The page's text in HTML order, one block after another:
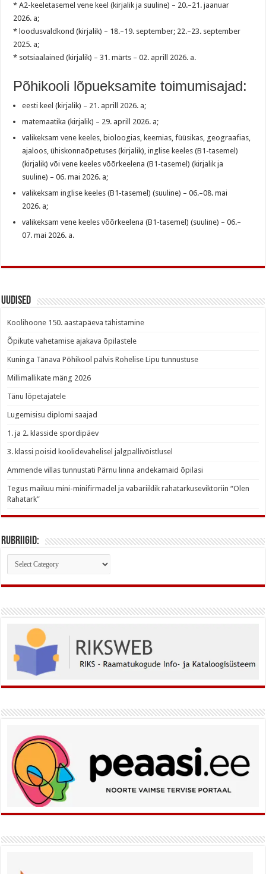
* A2-keeletasemel vene keel (kirjalik ja suuline) – 20.–21. jaanuar
2026. a;
* loodusvaldkond (kirjalik) – 18.–19. september; 22.–23. september
2025. a;
* sotsiaalained (kirjalik) – 31. märts – 02. aprill 2026. a.
Põhikooli lõpueksamite toimumisajad:
eesti keel (kirjalik) – 21. aprill 2026. a;
matemaatika (kirjalik) – 29. aprill 2026. a;
valikeksam vene keeles, bioloogias, keemias, füüsikas, geograafias,
ajaloos, ühiskonnaõpetuses (kirjalik), inglise keeles (B1-tasemel)
(kirjalik) või vene keeles võõrkeelena (B1-tasemel) (kirjalik ja
suuline) – 06. mai 2026. a;
valikeksam inglise keeles (B1-tasemel) (suuline) – 06.–08. mai
2026. a;
valikeksam vene keeles võõrkeelena (B1-tasemel) (suuline) – 06.–
07. mai 2026. a.
Uudised
Koolihoone 150. aastapäeva tähistamine
Õpikute vahetamise ajakava õpilastele
Kuninga Tänava Põhikool pälvis Rohelise Lipu tunnustuse
Millimallikate mäng 2026
Tänu lõpetajatele
Lugemisisu diplomi saajad
1. ja 2. klasside spordipäev
3. klassi poisid koolidevahelisel jalgpallivõistlusel
Ammende villas tunnustati Pärnu linna andekamaid õpilasi
Tegus maikuu mini-minifirmadel ja vabariiklik rahatarkuseviktoriin “Olen
Rahatark”
Rubriigid:
Rubriigid: